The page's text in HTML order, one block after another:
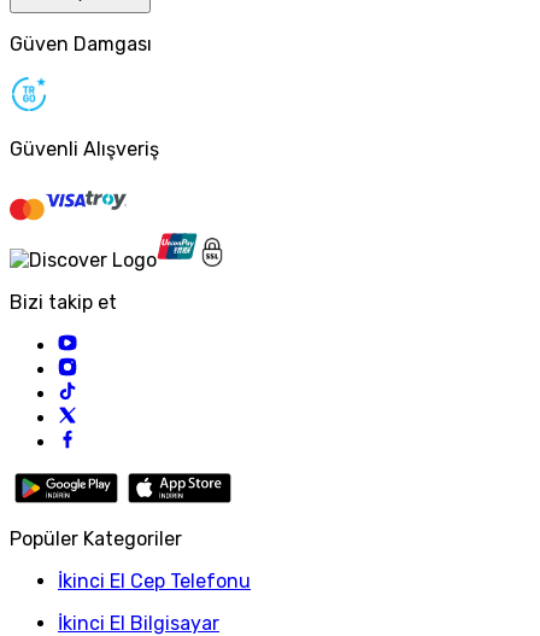
Güven Damgası
Güvenli Alışveriş
Bizi takip et
Popüler Kategoriler
İkinci El Cep Telefonu
İkinci El Bilgisayar